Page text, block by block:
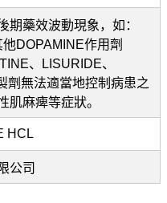
期藥效波動現象，如：
DOPAMINE作用劑
、LISURIDE、
劑無法適當地控制病患之
肌麻痺等症狀。
HCL
公司